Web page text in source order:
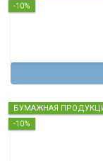
-10%
БУМАЖНАЯ
-10%